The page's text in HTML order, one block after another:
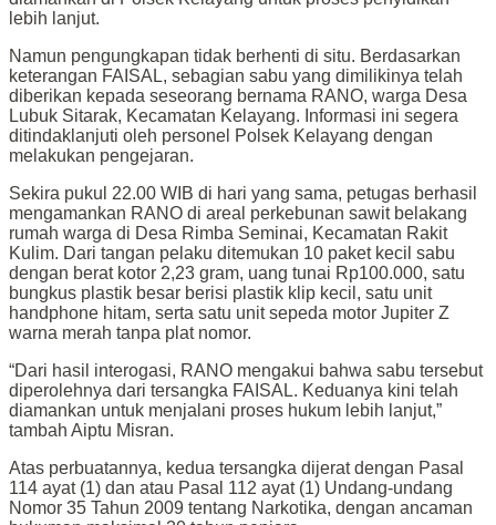
lebih lanjut.
Namun pengungkapan tidak berhenti di situ. Berdasarkan
keterangan FAISAL, sebagian sabu yang dimilikinya telah
diberikan kepada seseorang bernama RANO, warga Desa
Lubuk Sitarak, Kecamatan Kelayang. Informasi ini segera
ditindaklanjuti oleh personel Polsek Kelayang dengan
melakukan pengejaran.
Sekira pukul 22.00 WIB di hari yang sama, petugas berhasil
mengamankan RANO di areal perkebunan sawit belakang
rumah warga di Desa Rimba Seminai, Kecamatan Rakit
Kulim. Dari tangan pelaku ditemukan 10 paket kecil sabu
dengan berat kotor 2,23 gram, uang tunai Rp100.000, satu
bungkus plastik besar berisi plastik klip kecil, satu unit
handphone hitam, serta satu unit sepeda motor Jupiter Z
warna merah tanpa plat nomor.
“Dari hasil interogasi, RANO mengakui bahwa sabu tersebut
diperolehnya dari tersangka FAISAL. Keduanya kini telah
diamankan untuk menjalani proses hukum lebih lanjut,”
tambah Aiptu Misran.
Atas perbuatannya, kedua tersangka dijerat dengan Pasal
114 ayat (1) dan atau Pasal 112 ayat (1) Undang-undang
Nomor 35 Tahun 2009 tentang Narkotika, dengan ancaman